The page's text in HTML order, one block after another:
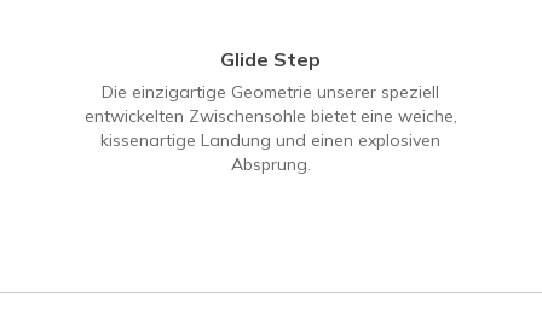
Glide Step
Die einzigartige Geometrie unserer speziell
entwickelten Zwischensohle bietet eine weiche,
kissenartige Landung und einen explosiven
Absprung.